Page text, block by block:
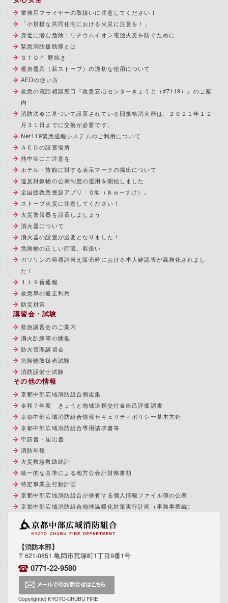
業務用フライヤーの取扱いに注意してください！
「小規模な共同住宅における火災に注意を！」
身近に潜む危険！リチウムイオン電池火災を防ぐために
緊急消防援助隊とは
ＳＴＯＰ 野焼き
暖房器具（薪ストーブ）の適切な使用について
AEDの使い方
救急の電話相談窓口『救急安心センターきょうと（#7119）』のご案
内
消防法令に基づいて設置されている旧規格消火器は、２０２１年１２
月３１日までに交換が必要です。
Net119緊急通報システムのご利用について
ＡＥＤの設置場所
熱中症にご注意を
ホテル・旅館に対する表示マークの掲出について
違反対象物の公表制度の運用を開始しました
全国版救急受診アプリ「Ｑ助（きゅーすけ）」
ストーブ火災に注意してください！
火災警報器を設置しましょう
消火器について
消火器の設置が必要となりました！
危険物の正しい貯蔵、取扱い
ガソリンの容器詰替え販売時における本人確認等が義務化されまし
た！
１１９番通報
救急車の適正利用
防災対策
講習会・試験
救急講習会のご案内
消火訓練等の開催
防火管理講習会
危険物取扱者試験
消防設備士試験
その他の情報
京都中部広域消防組合例規集
令和７年度 きょうと地域連携交付金自己評価調書
京都中部広域消防組合情報セキュリティポリシー基本方針
京都中部広域消防組合専用請求書等
申請書・届出書
消防年報
火災救急救助統計
統一的な基準による地方公会計財務書類
特定事業主行動計画
京都中部広域消防組合が保有する個人情報ファイル簿の公表
京都中部広域消防組合地球温暖化対策実行計画（事務事業編）
【消防本部】
〒621-0851 亀岡市荒塚町1丁目9番1号
0771-22-9580
Copyright(c) KYOTO-CHUBU FIRE